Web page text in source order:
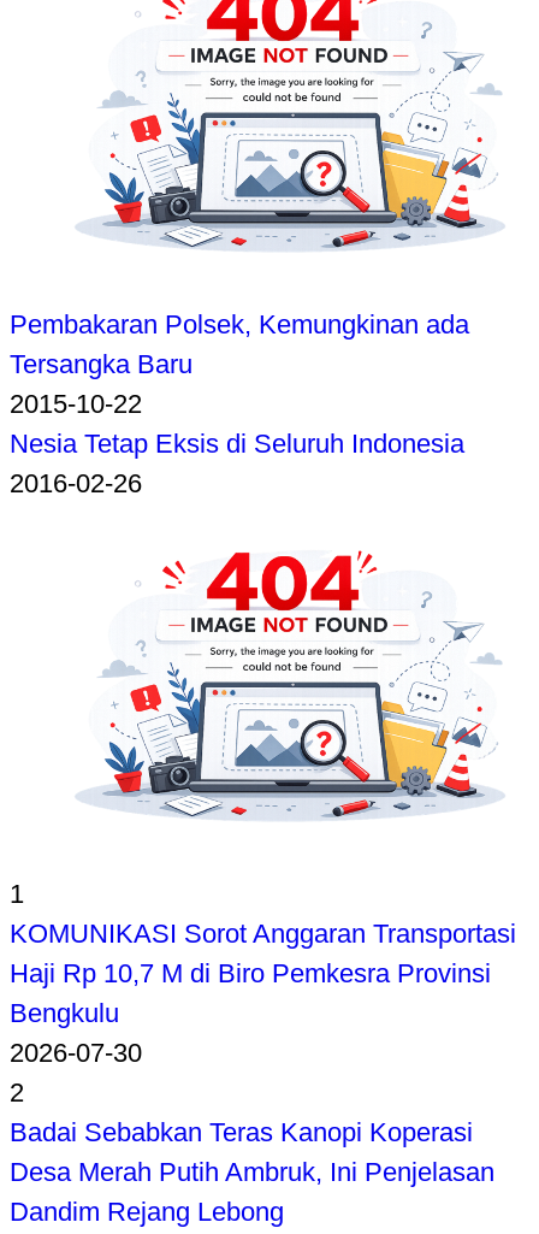
Pembakaran Polsek, Kemungkinan ada
Tersangka Baru
2015-10-22
Nesia Tetap Eksis di Seluruh Indonesia
2016-02-26
1
KOMUNIKASI Sorot Anggaran Transportasi
Haji Rp 10,7 M di Biro Pemkesra Provinsi
Bengkulu
2026-07-30
2
Badai Sebabkan Teras Kanopi Koperasi
Desa Merah Putih Ambruk, Ini Penjelasan
Dandim Rejang Lebong